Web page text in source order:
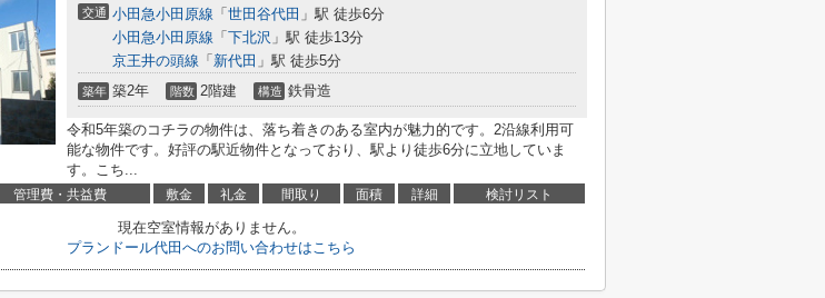
交通 小田急小田原線 「 世田谷代田 」駅 徒歩6分
小田急小田原線 「 下北沢 」駅 徒歩13分
京王井の頭線 「 新代田 」駅 徒歩5分
築年 築2年 階数 2階建 構造 鉄骨造
令和5年築のコチラの物件は、落ち着きのある室内が魅力的です。2沿線利用可
能な物件です。好評の駅近物件となっており、駅より徒歩6分に立地していま
す。こち...
管理費・共益費 敷金 礼金 間取り 面積 詳細 検討リスト
現在空室情報がありません。
プランドール代田へのお問い合わせはこちら